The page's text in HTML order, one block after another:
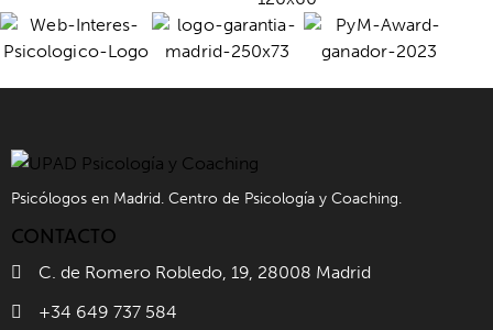
Psicólogos en Madrid. Centro de Psicología y Coaching.
CONTACTO
C. de Romero Robledo, 19, 28008 Madrid
+34 649 737 584